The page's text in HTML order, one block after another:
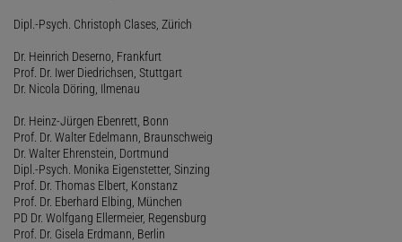
Dipl.-Psych. Christoph Clases, Zürich
Dr. Heinrich Deserno, Frankfurt
Prof. Dr. Iwer Diedrichsen, Stuttgart
Dr. Nicola Döring, Ilmenau
Dr. Heinz-Jürgen Ebenrett, Bonn
Prof. Dr. Walter Edelmann, Braunschweig
Dr. Walter Ehrenstein, Dortmund
Dipl.-Psych. Monika Eigenstetter, Sinzing
Prof. Dr. Thomas Elbert, Konstanz
Prof. Dr. Eberhard Elbing, München
PD Dr. Wolfgang Ellermeier, Regensburg
Prof. Dr. Gisela Erdmann, Berlin